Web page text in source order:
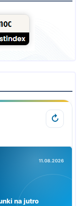
↻
11.08.2026
na jutro